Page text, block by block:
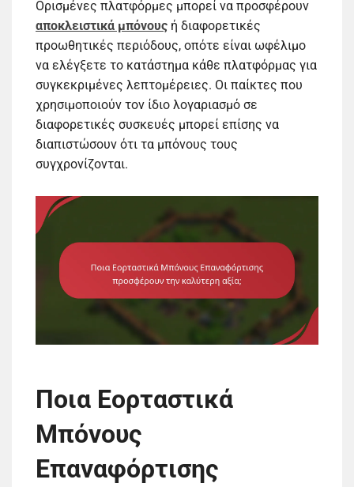
Ορισμένες πλατφόρμες μπορεί να προσφέρουν
αποκλειστικά μπόνους ή διαφορετικές
προωθητικές περιόδους, οπότε είναι ωφέλιμο
να ελέγξετε το κατάστημα κάθε πλατφόρμας για
συγκεκριμένες λεπτομέρειες. Οι παίκτες που
χρησιμοποιούν τον ίδιο λογαριασμό σε
διαφορετικές συσκευές μπορεί επίσης να
διαπιστώσουν ότι τα μπόνους τους
συγχρονίζονται.
Ποια Εορταστικά
Μπόνους
Επαναφόρτισης